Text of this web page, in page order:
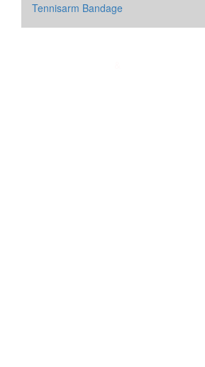
Tennisarm Bandage